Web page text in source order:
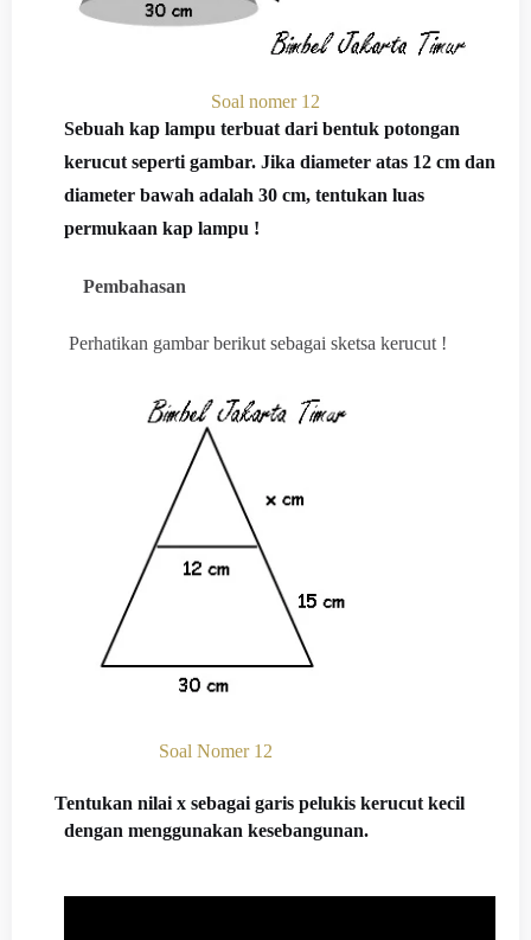
Soal nomer 12
Sebuah kap lampu terbuat dari bentuk potongan
kerucut seperti gambar. Jika diameter atas 12 cm dan
diameter bawah adalah 30 cm, tentukan luas
permukaan kap lampu !
Pembahasan
Perhatikan gambar berikut sebagai sketsa kerucut !
Soal Nomer 12
Tentukan nilai x sebagai garis pelukis kerucut kecil
dengan menggunakan kesebangunan.